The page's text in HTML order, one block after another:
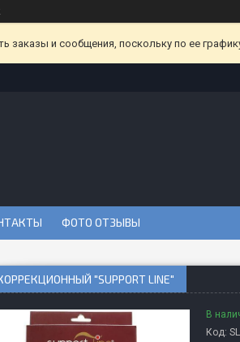
заказы и сообщения, поскольку по ее
ФОТО ОТЗЫВЫ
"SUPPORT LINE"
В
Код: